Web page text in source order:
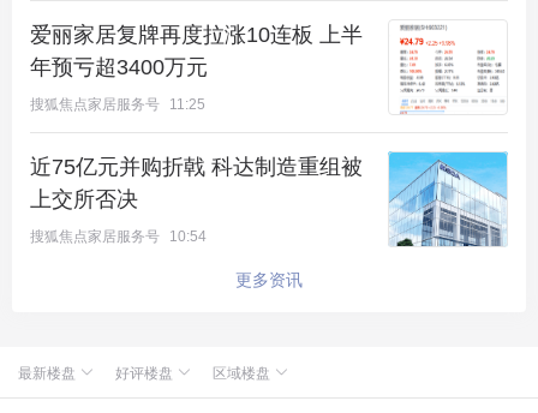
爱丽家居复牌再度拉涨10连板 上半
年预亏超3400万元
搜狐焦点家居服务号 11:25
近75亿元并购折戟 科达制造重组被
上交所否决
搜狐焦点家居服务号 10:54
更多资讯
最新楼盘 好评楼盘 区域楼盘